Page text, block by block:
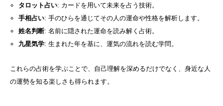
タロット占い: カードを用いて未来を占う技術。
手相占い: 手のひらを通じてその人の運命や性格を解析します。
姓名判断: 名前に隠された運命を読み解く占術。
九星気学: 生まれた年を基に、運気の流れを読む学問。
これらの占術を学ぶことで、自己理解を深めるだけでなく、身近な人
の運勢を知る楽しさも得られます。